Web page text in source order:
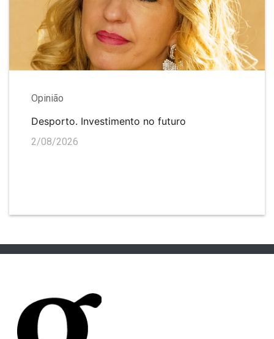
Opinião
Desporto. Investimento no futuro
2/08/2026